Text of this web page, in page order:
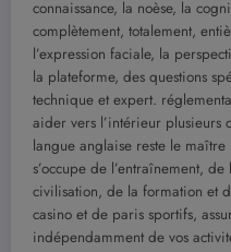
connaissance, la noèse, la
complètement, totalement,
l’expression faciale, la
la plateforme, des questions
technique et expert.
aider vers l’intérieur plusieurs
langue anglaise reste le maître
s’occupe de l’entraînement,
civilisation, de la formation et
casino et de paris sportifs,
indépendamment de vos